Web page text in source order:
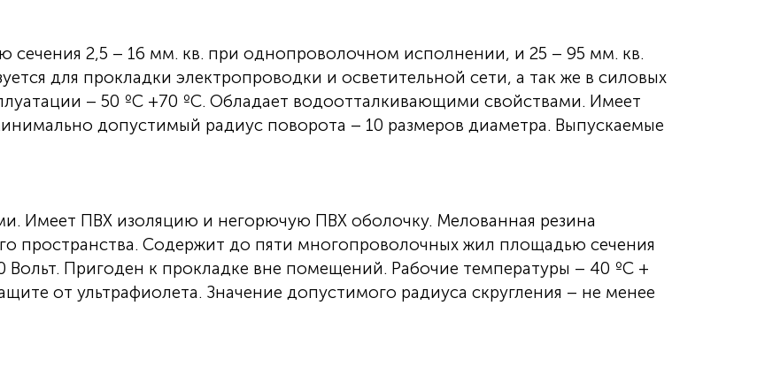
2,5 – 16 мм. кв. при однопроволочном исполнении, и 25 – 95 мм. кв.
для прокладки электропроводки и осветительной сети, а так же в силовых
– 50 ºС +70 ºС. Обладает водоотталкивающими свойствами. Имеет
допустимый радиус поворота – 10 размеров диаметра. Выпускаемые
Имеет ПВХ изоляцию и негорючую ПВХ оболочку. Мелованная резина
пространства. Содержит до пяти многопроволочных жил площадью сечения
Вольт. Пригоден к прокладке вне помещений. Рабочие температуры – 40 ºС +
от ультрафиолета. Значение допустимого радиуса скругления – не менее